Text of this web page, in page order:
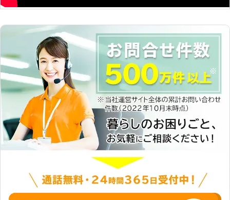
かの理由でデータの復旧をお望みでし
い。なにもしないほうが復旧できる可
能性は高まりますので、まず当社にご
連絡ください。よろしくお願いしま
す。